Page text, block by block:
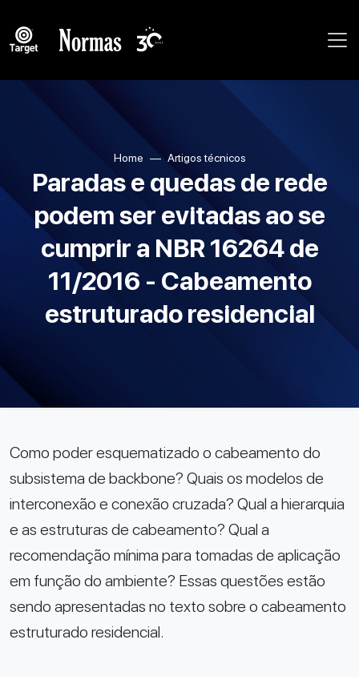
Home Artigos técnicos
Paradas e quedas de rede
podem ser evitadas ao se
cumprir a NBR 16264 de
11/2016 - Cabeamento
estruturado residencial
Como poder esquematizado o cabeamento do
subsistema de backbone? Quais os modelos de
interconexão e conexão cruzada? Qual a hierarquia
e as estruturas de cabeamento? Qual a
recomendação mínima para tomadas de aplicação
em função do ambiente? Essas questões estão
sendo apresentadas no texto sobre o cabeamento
estruturado residencial.